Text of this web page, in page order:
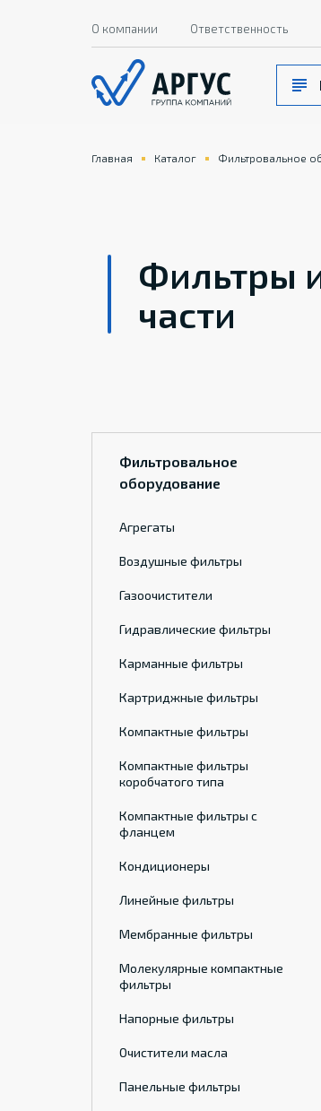
О компании Ответственность
Главная Каталог Фильтровальное
Фильтры
части
Фильтровальное
оборудование
Агрегаты
Воздушные фильтры
Газоочистители
Гидравлические фильтры
Карманные фильтры
Картриджные фильтры
Компактные фильтры
Компактные фильтры
коробчатого типа
Компактные фильтры с
фланцем
Кондиционеры
Линейные фильтры
Мембранные фильтры
Молекулярные компактные
фильтры
Напорные фильтры
Очистители масла
Панельные фильтры